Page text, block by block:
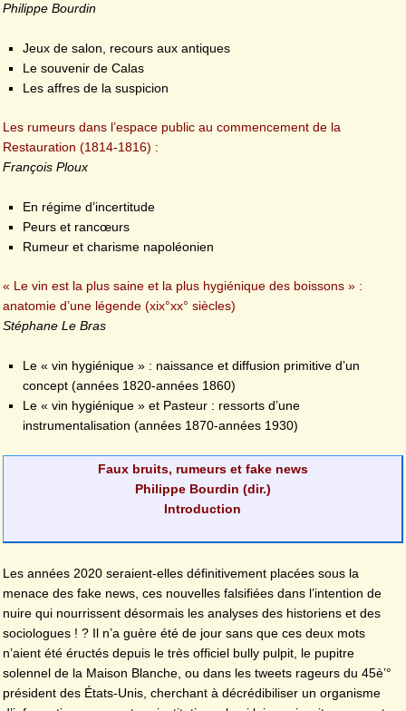
Philippe Bourdin
Jeux de salon, recours aux antiques
Le souvenir de Calas
Les affres de la suspicion
Les rumeurs dans l’espace public au commencement de la
Restauration (1814-1816) :
François Ploux
En régime d’incertitude
Peurs et rancœurs
Rumeur et charisme napoléonien
« Le vin est la plus saine et la plus hygiénique des boissons » :
anatomie d’une légende (xix°xx° siècles)
Stéphane Le Bras
Le « vin hygiénique » : naissance et diffusion primitive d’un
concept (années 1820-années 1860)
Le « vin hygiénique » et Pasteur : ressorts d’une
instrumentalisation (années 1870-années 1930)
Faux bruits, rumeurs et fake news
Philippe Bourdin (dir.)
Introduction
Les années 2020 seraient-elles définitivement placées sous la
menace des fake news, ces nouvelles falsifiées dans l’intention de
nuire qui nourrissent désormais les analyses des historiens et des
sociologues ! ? Il n’a guère été de jour sans que ces deux mots
n’aient été éructés depuis le très officiel bully pulpit, le pupitre
solennel de la Maison Blanche, ou dans les tweets rageurs du 45è’°
président des États-Unis, cherchant à décrédibiliser un organisme